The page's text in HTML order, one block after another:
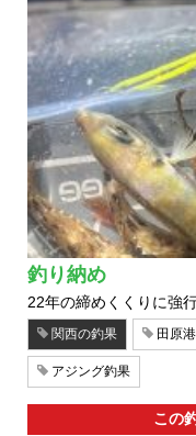
釣り納め
22年の締めくくりに強
関西の釣果 田原
アジング釣果
この